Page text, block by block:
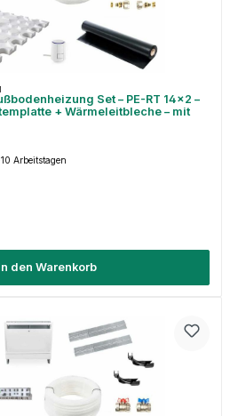
Set – PE-RT 14×2 –
+ Wärmeleitbleche – mit
Arbeitstagen
den Warenkorb